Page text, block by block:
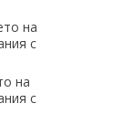
на
с
на
с